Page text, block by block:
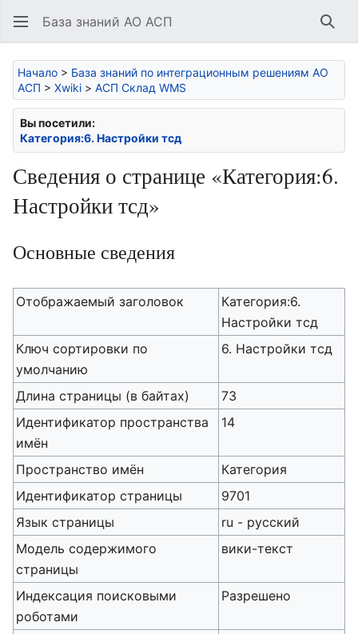
База знаний АО АСП
Начало > База знаний по интеграционным решениям АО
АСП > Xwiki > АСП Склад WMS
Вы посетили:
Категория:6. Настройки тсд
Сведения о странице «Категория:6.
Настройки тсд»
Основные сведения
Отображаемый заголовок
Категория:6.
Настройки тсд
Ключ сортировки по
умолчанию
6. Настройки тсд
Длина страницы (в байтах)
73
Идентификатор пространства
имён
14
Пространство имён
Категория
Идентификатор страницы
9701
Язык страницы
ru - русский
Модель содержимого
страницы
вики-текст
Индексация поисковыми
роботами
Разрешено